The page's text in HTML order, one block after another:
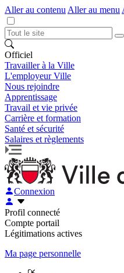
Aller au contenu Aller au menu
Officiel
Travailler à la Ville
L'employeur Ville
Nous rejoindre
Apprentissage
Travail et vie privée
Carrière et formation
Santé et sécurité
Salaires et règlements
Connexion
Profil connecté
Compte portail
Légitimations actives
Ma page personnelle